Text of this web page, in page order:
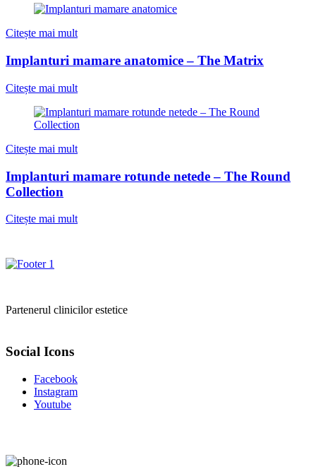
Citește mai mult
Implanturi mamare anatomice – The Matrix
Citește mai mult
Citește mai mult
Implanturi mamare rotunde netede – The Round
Collection
Citește mai mult
Partenerul clinicilor estetice
Social Icons
Facebook
Instagram
Youtube